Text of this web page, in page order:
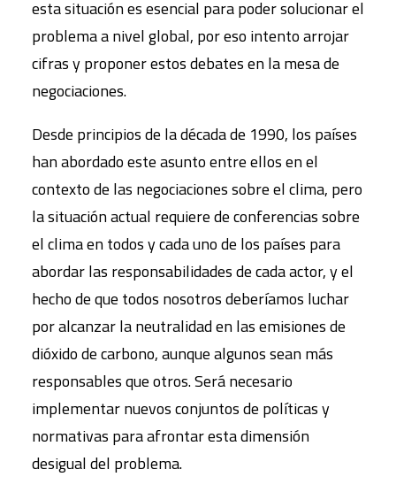
esta situación es esencial para poder solucionar el
problema a nivel global, por eso intento arrojar
cifras y proponer estos debates en la mesa de
negociaciones.
Desde principios de la década de 1990, los países
han abordado este asunto entre ellos en el
contexto de las negociaciones sobre el clima, pero
la situación actual requiere de conferencias sobre
el clima en todos y cada uno de los países para
abordar las responsabilidades de cada actor, y el
hecho de que todos nosotros deberíamos luchar
por alcanzar la neutralidad en las emisiones de
dióxido de carbono, aunque algunos sean más
responsables que otros. Será necesario
implementar nuevos conjuntos de políticas y
normativas para afrontar esta dimensión
desigual del problema.